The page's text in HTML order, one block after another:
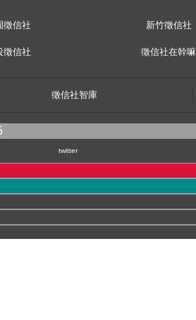
徵信社 新竹徵信社
徵信社 徵信社在幹嘛
徵信社智庫
twitter